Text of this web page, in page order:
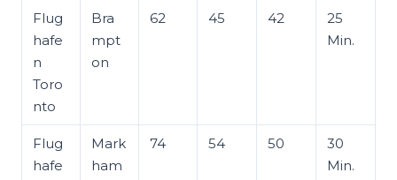
Flug
hafe
n
Toro
nto
Bra
mpt
on
62 45 42
25
Min.
Flug
hafe
Mark
ham
74 54 50
30
Min.